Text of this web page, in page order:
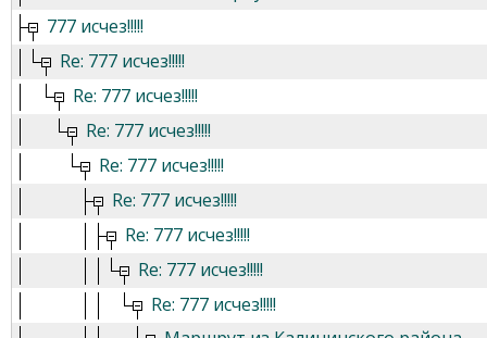
777 исчез!!!!!
Re: 777 исчез!!!!!
Re: 777 исчез!!!!!
Re: 777 исчез!!!!!
Re: 777 исчез!!!!!
Re: 777 исчез!!!!!
Re: 777 исчез!!!!!
Re: 777 исчез!!!!!
Re: 777 исчез!!!!!